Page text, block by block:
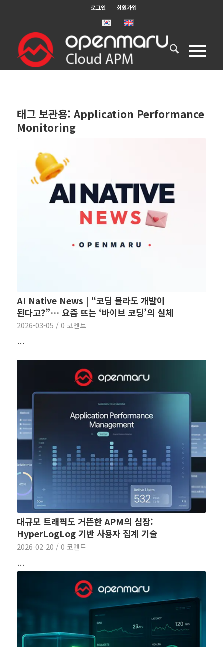
로그인 회원가입
태그 보관용: Application Performance
Monitoring
AI Native News | “코딩 몰라도 개발이
된다고?”… 요즘 뜨는 ‘바이브 코딩’의 실체
2026-03-05 / 0 코멘트
…
대규모 트래픽도 거뜬한 APM의 심장:
HyperLogLog 기반 사용자 집계 기술
2026-02-20 / 0 코멘트
…